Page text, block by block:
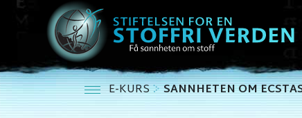
E-KURS SANNHETEN OM